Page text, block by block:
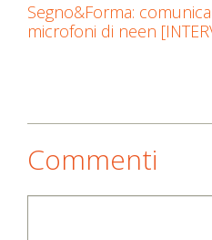
Segno&Forma:
microfoni di neen
Commenti